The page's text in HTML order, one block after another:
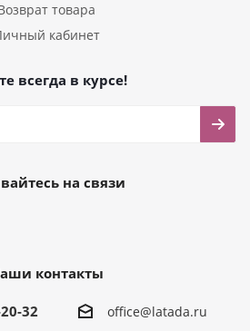
товара
кабинет
всегда в курсе!
на связи
контакты
32 office@latada.ru